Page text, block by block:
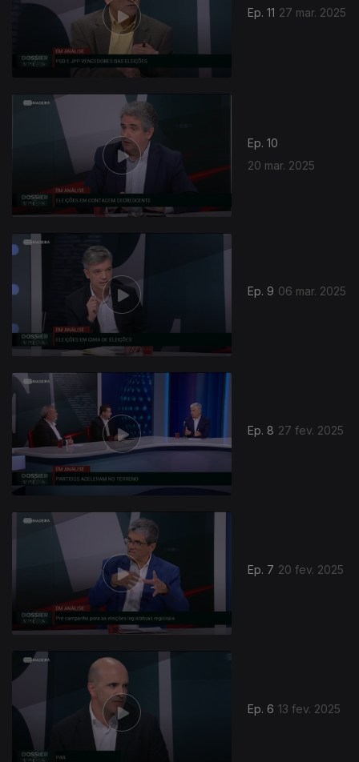
Ep. 11 27 mar. 2025
Ep. 10
20 mar. 2025
Ep. 9 06 mar. 2025
Ep. 8 27 fev. 2025
Ep. 7 20 fev. 2025
Ep. 6 13 fev. 2025